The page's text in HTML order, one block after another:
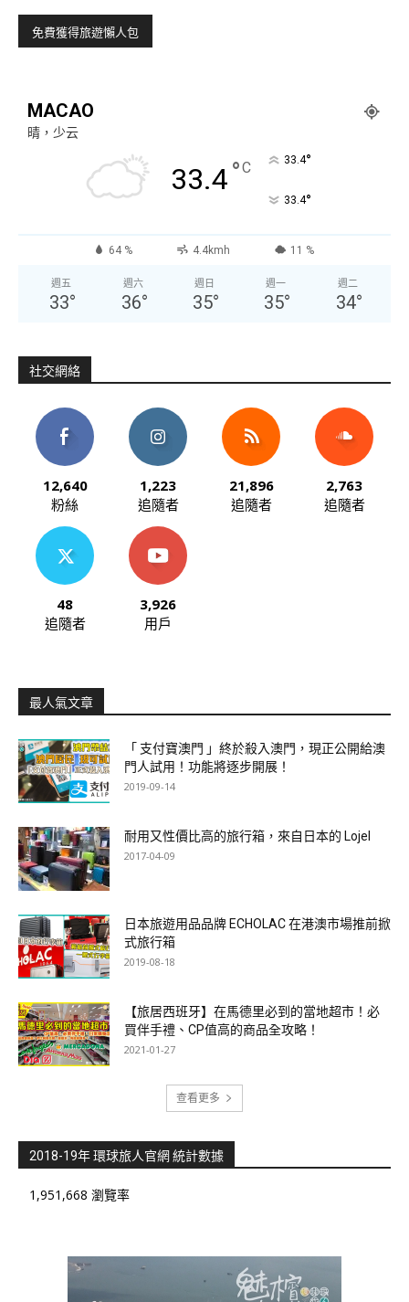
MACAO
晴，少云
33.4°C 33.4°
33.4°
64 % 4.4kmh 11 %
週五
33°
週六
36°
週日
35°
週一
35°
週二
34°
社交網絡
12,640
粉絲
1,223
追隨者
21,896
追隨者
2,763
追隨者
48
追隨者
3,926
用戶
最人氣文章
「 支付寶澳門 」終於殺入澳門，現正公開給澳
門人試用！功能將逐步開展！
2019-09-14
耐用又性價比高的旅行箱，來自日本的 Lojel
2017-04-09
日本旅遊用品品牌 ECHOLAC 在港澳市場推前掀
式旅行箱
2019-08-18
【旅居西班牙】在馬德里必到的當地超市！必
買伴手禮、CP值高的商品全攻略！
2021-01-27
查看更多
2018-19年 環球旅人官網 統計數據
1,951,668 瀏覽率